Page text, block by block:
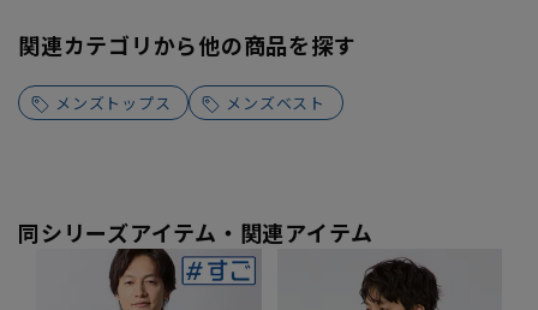
関連カテゴリから他の商品を探す
メンズトップス メンズベスト
同シリーズアイテム・関連アイテム